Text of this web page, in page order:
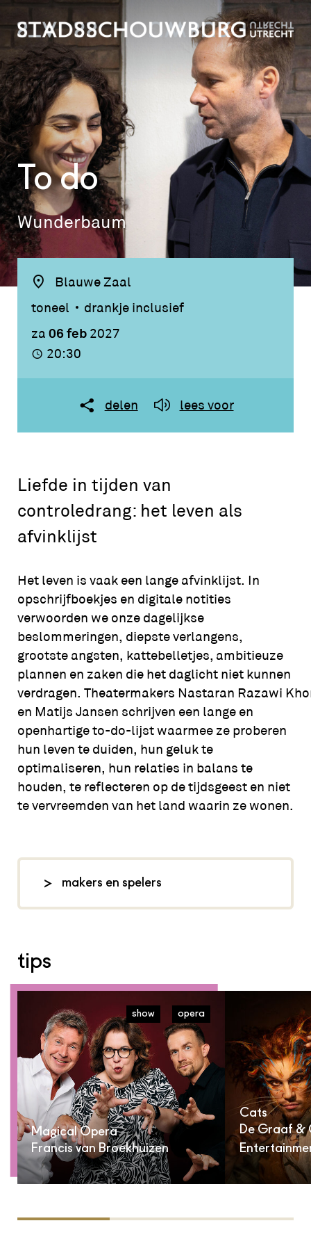
To do
Wunderbaum
Blauwe Zaal
toneel
drankje inclusief
za06 feb 2027
20:30
delen lees voor
Liefde in tijden van
controledrang: het leven als
afvinklijst
Het leven is vaak een lange afvinklijst. In
opschrijfboekjes en digitale notities
verwoorden we onze dagelijkse
beslommeringen, diepste verlangens,
grootste angsten, kattebelletjes, ambitieuze
plannen en zaken die het daglicht niet kunnen
verdragen. Theatermakers Nastaran Razawi
en Matijs Jansen schrijven een lange en
openhartige to-do-lijst waarmee ze proberen
hun leven te duiden, hun geluk te
optimaliseren, hun relaties in balans te
houden, te reflecteren op de tijdsgeest en niet
te vervreemden van het land waarin ze wonen.
makers en spelers
en Matijs Jansen, scenografie en
licht: Maarten van Otterdijk, foto:
Mikki Verbaten,wunderbaum.nl
tips
Magical Opera
show opera
Francis van Broekhuizen
Cats
De Graaf &